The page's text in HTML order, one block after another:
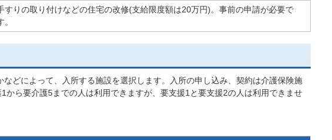
すりの取り付けなどの住宅の改修(支給限度額は20万円)。事前の申請が必要で
。
などによって、入所する施設を選択します。入所の申し込み、契約は介護保険施
から要介護5までの人は利用できますが、要支援1と要支援2の人は利用できませ